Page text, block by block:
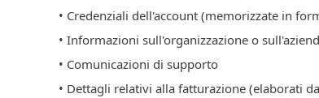
• Credenziali dell'account (memorizzate in
• Informazioni sull'organizzazione o
• Comunicazioni di supporto
• Dettagli relativi alla fatturazione (elaborati